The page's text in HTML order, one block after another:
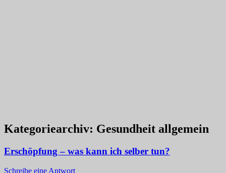
Kategoriearchiv: Gesundheit allgemein
Erschöpfung – was kann ich selber tun?
Schreibe eine Antwort